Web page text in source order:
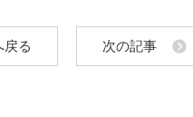
戻る 次の記事